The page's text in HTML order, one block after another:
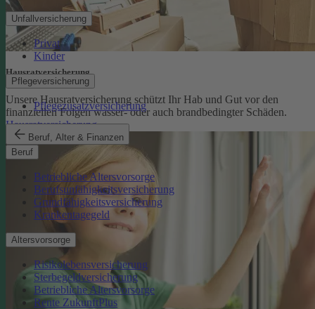
Unfallversicherung
Privat
Kinder
Pflegeversicherung
Pflegezusatzversicherung
Beruf, Alter & Finanzen
Beruf
Betriebliche Altersvorsorge
Berufsunfähigkeitsversicherung
Grundfähigkeitsversicherung
Krankentagegeld
Altersvorsorge
Risikolebensversicherung
Sterbegeldversicherung
Betriebliche Altersvorsorge
Rente ZukunftPlus
Hausratversicherung
Unsere Hausratversicherung schützt Ihr Hab und Gut vor den
finanziellen Folgen wasser- oder auch brandbedingter Schäden.
Hausratversicherung